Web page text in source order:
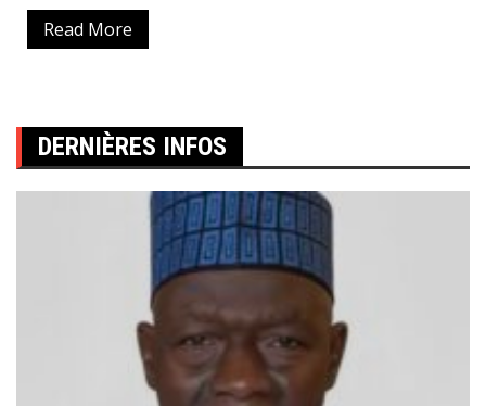
Read More
DERNIÈRES INFOS